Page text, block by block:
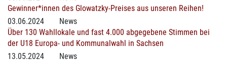
Gewinner*innen des Glowatzky-Preises aus unseren Reihen!
03.06.2024
News
Über 130 Wahllokale und fast 4.000 abgegebene Stimmen bei
der U18 Europa- und Kommunalwahl in Sachsen
13.05.2024
News